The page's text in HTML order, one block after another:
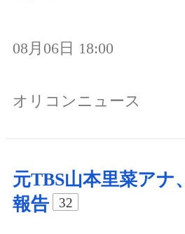
08月06日 18:00
オリコンニュース
元TBS山本里菜アナ
報告
32